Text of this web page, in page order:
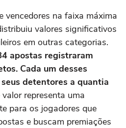
vencedores na faixa máxima
valores significativos
em outras categorias.
apostas registraram
Cada um desses
detentores a quantia
valor representa uma
para os jogadores que
e buscam premiações